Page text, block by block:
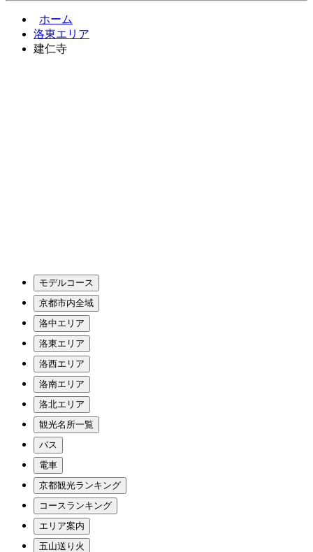
ホーム
洛東エリア
建仁寺
モデルコース
京都市内全域
洛中エリア
洛東エリア
洛西エリア
洛南エリア
洛北エリア
観光名所一覧
バス
電車
京都観光ランキング
コースランキング
エリア案内
五山送り火